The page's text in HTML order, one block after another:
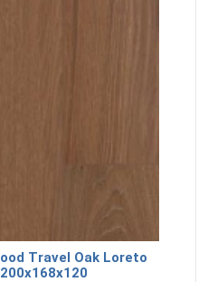
Travel Oak Loreto